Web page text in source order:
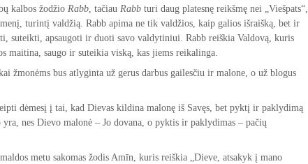
kalbos žodžio Rabb, tačiau Rabb turi daug platesnę reikšmę nei „Viešpats“,
turintį valdžią. Rabb apima ne tik valdžios, kaip galios išraišką, bet ir
suteikti, apsaugoti ir duoti savo valdytiniui. Rabb reiškia Valdovą, kuris
maitina, saugo ir suteikia viską, kas jiems reikalinga.
žmonėms bus atlyginta už gerus darbus gailesčiu ir malone, o už blogus
dėmesį į tai, kad Dievas kildina malonę iš Savęs, bet pyktį ir paklydimą
nes Dievo malonė – Jo dovana, o pyktis ir paklydimas – pačių
metu sakomas žodis Amīn, kuris reiškia „Dieve, atsakyk į mano